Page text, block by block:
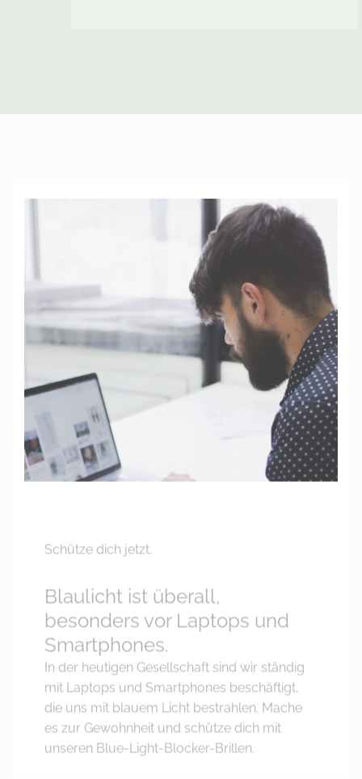
Blaulicht ist überall,
besonders vor Laptops und
Smartphones.
In der heutigen Gesellschaft sind wir ständig
mit Laptops und Smartphones beschäftigt,
die uns mit blauem Licht bestrahlen. Mache
es zur Gewohnheit und schütze dich mit
unseren Blue-Light-Blocker-Brillen.